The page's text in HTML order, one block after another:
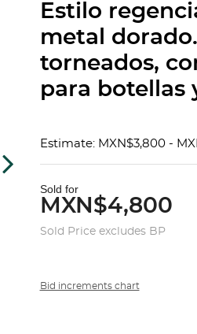
Estilo
metal
torneados,
para botellas
Estimate: MXN$3,800 -
Sold for
MXN$4,800
Sold Price excludes BP
Bid increments chart